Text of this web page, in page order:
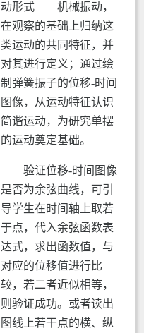
动形式——机械振动，
在观察的基础上归纳这
类运动的共同特征，并
对其进行定义；通过绘
制弹簧振子的位移-时间
图像，从运动特征认识
简谐运动，为研究单摆
的运动奠定基础。
验证位移-时间图像
是否为余弦曲线，可引
导学生在时间轴上取若
于点，代入余弦函数表
达式，求出函数值，与
对应的位移值进行比
较，若二者近似相等，
则验证成功。或者读出
图线上若干点的横、纵